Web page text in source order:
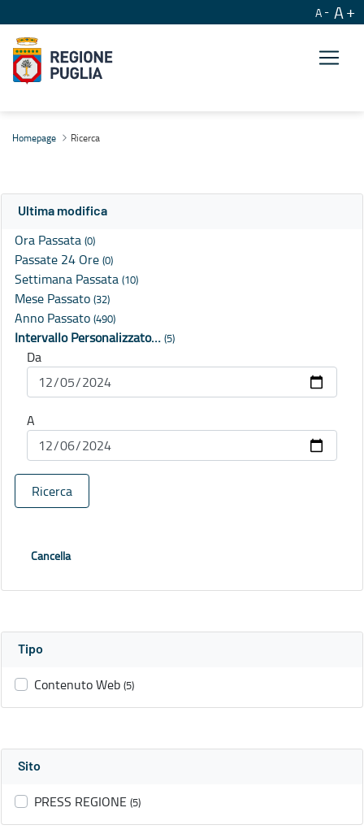
A A
Homepage Ricerca
Ultima modifica
Ora Passata (0)
Passate 24 Ore (0)
Settimana Passata (10)
Mese Passato (32)
Anno Passato (490)
Intervallo Personalizzato… (5)
Da
A
Ricerca
Cancella
Tipo
Contenuto Web (5)
Sito
PRESS REGIONE (5)